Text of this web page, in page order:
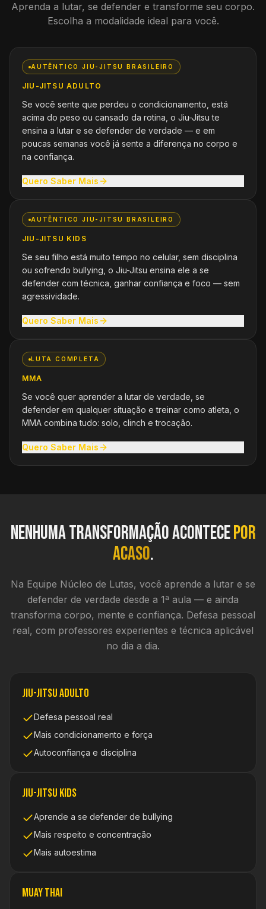
Aprenda a lutar, se defender e transforme seu corpo.
Escolha a modalidade ideal para você.
AUTÊNTICO JIU-JITSU BRASILEIRO
JIU-JITSU ADULTO
Se você sente que perdeu o condicionamento, está
acima do peso ou cansado da rotina, o Jiu-Jitsu te
ensina a lutar e se defender de verdade — e em
poucas semanas você já sente a diferença no corpo e
na confiança.
Quero Saber Mais
AUTÊNTICO JIU-JITSU BRASILEIRO
JIU-JITSU KIDS
Se seu filho está muito tempo no celular, sem disciplina
ou sofrendo bullying, o Jiu-Jitsu ensina ele a se
defender com técnica, ganhar confiança e foco — sem
agressividade.
Quero Saber Mais
LUTA COMPLETA
MMA
Se você quer aprender a lutar de verdade, se
defender em qualquer situação e treinar como atleta, o
MMA combina tudo: solo, clinch e trocação.
Quero Saber Mais
Nenhuma transformação acontecepor
acaso.
Na Equipe Núcleo de Lutas, você aprende a lutar e se
defender de verdade desde a 1ª aula — e ainda
transforma corpo, mente e confiança. Defesa pessoal
real, com professores experientes e técnica aplicável
no dia a dia.
Jiu-Jitsu Adulto
Defesa pessoal real
Mais condicionamento e força
Autoconfiança e disciplina
Jiu-Jitsu Kids
Aprende a se defender de bullying
Mais respeito e concentração
Mais autoestima
Muay Thai